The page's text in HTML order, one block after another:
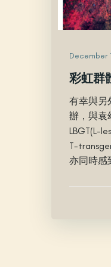
December
彩虹群
有幸與另
辦，與袁
LBGT(L-
T-
亦同時感